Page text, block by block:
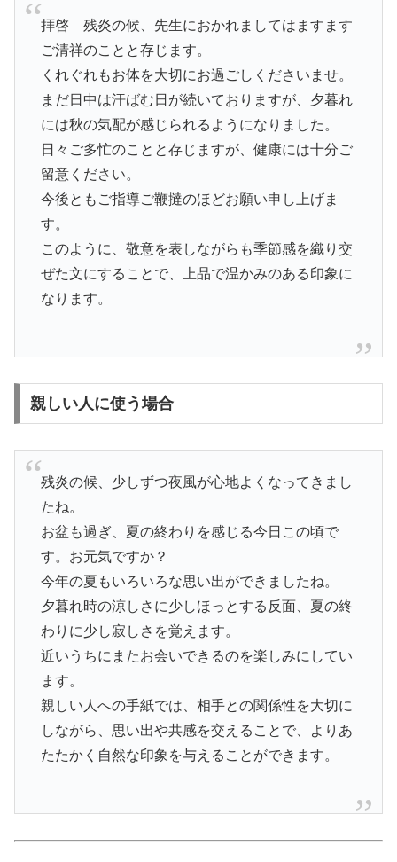
拝啓 残炎の候、先生におかれましてはますます
ご清祥のことと存じます。
くれぐれもお体を大切にお過ごしくださいませ。
まだ日中は汗ばむ日が続いておりますが、夕暮れ
には秋の気配が感じられるようになりました。
日々ご多忙のことと存じますが、健康には十分ご
留意ください。
今後ともご指導ご鞭撻のほどお願い申し上げま
す。
このように、敬意を表しながらも季節感を織り交
ぜた文にすることで、上品で温かみのある印象に
なります。
親しい人に使う場合
残炎の候、少しずつ夜風が心地よくなってきまし
たね。
お盆も過ぎ、夏の終わりを感じる今日この頃で
す。お元気ですか？
今年の夏もいろいろな思い出ができましたね。
夕暮れ時の涼しさに少しほっとする反面、夏の終
わりに少し寂しさを覚えます。
近いうちにまたお会いできるのを楽しみにしてい
ます。
親しい人への手紙では、相手との関係性を大切に
しながら、思い出や共感を交えることで、よりあ
たたかく自然な印象を与えることができます。